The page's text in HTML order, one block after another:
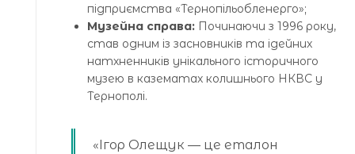
підприємства «Тернопільобленерго»;
Музейна справа: Починаючи з 1996 року,
став одним із засновників та ідейних
натхненників унікального історичного
музею в казематах колишнього НКВС у
Тернополі.
«Ігор Олещук — це еталон